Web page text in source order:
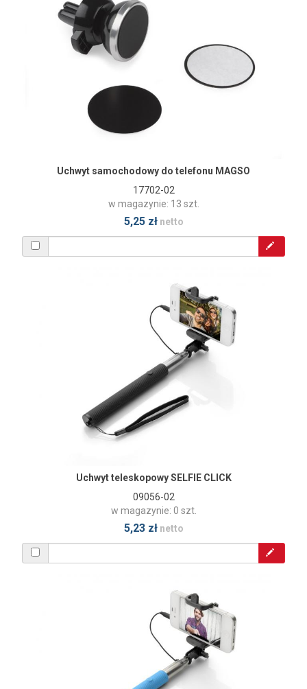
Uchwyt samochodowy do telefonu MAGSO
17702-02
w magazynie: 13 szt.
5,25 złnetto
Uchwyt teleskopowy SELFIE CLICK
09056-02
w magazynie: 0 szt.
5,23 złnetto